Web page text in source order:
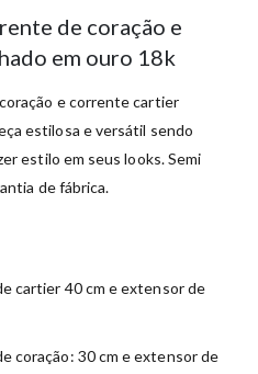
de coração e
em ouro 18k
e corrente cartier
estilosa e versátil sendo
estilo em seus looks. Semi
de fábrica.
cartier 40 cm e extensor de
coração: 30 cm e extensor de